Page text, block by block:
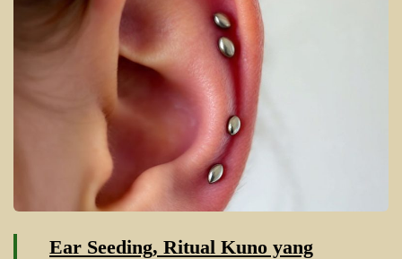
Ear Seeding, Ritual Kuno yang